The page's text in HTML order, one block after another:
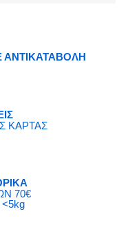
ΚΑΡΤΑΣ
70€
<5kg